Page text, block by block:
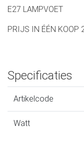
E27 LAMPVOET
PRIJS IN ÉÉN KOOP
Specificaties
Artikelcode
Watt